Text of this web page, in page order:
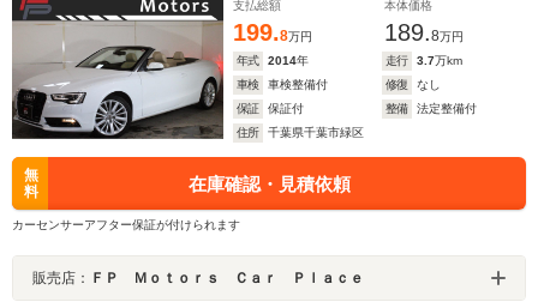
ヤ 整備記録簿
支払総額
199.8万円
本体価格
189.8万円
年式
2014年 走行 3.7万km
車検
車検整備付 修復
なし
保証
保証付 整備
法定整備付
住所
千葉県千葉市緑区
無
料
在庫確認・見積依頼
カーセンサーアフター保証が付けられます
販売店： ＦＰ Ｍｏｔｏｒｓ Ｃａｒ Ｐｌａｃｅ